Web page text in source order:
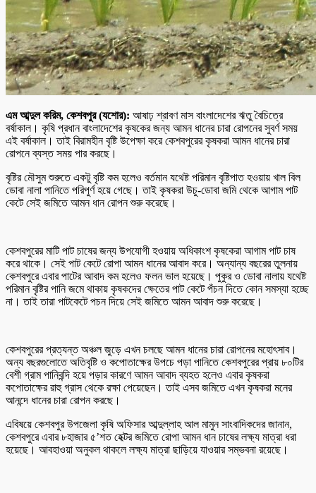
এম আব্দুল করিম, কেশবপুর (যশোর): আষাঢ় শ্রাবণ মাস বাংলাদেশের ঋতু বৈচিত্রে
বর্ষাকাল। কৃষি প্রধান বাংলাদেশের কৃষকের জন্য আমন ধানের চারা রোপনের সুবর্ণ সময়
এই বর্ষাকাল। তাই বিরামহীন বৃষ্টি উপেক্ষা করে কেশবপুরের কৃষকরা আমন ধানের চারা
রোপনে ব্যস্ত সময় পার করছে।
বৃষ্টির মৌসুম শুরুতে একটু বৃষ্টি কম হলেও বর্তমান যথেষ্ট পরিমান বৃষ্টিপাত হওয়ায় খাল বিল
ডোবা নালা পানিতে পরিপুর্ণ হয়ে গেছে। তাই কৃষকরা উচু-ডোবা জমি থেকে আগাম পাট
কেটে সেই জমিতে আমন ধান রোপন শুরু করেছে।
কেশবপুরের মাটি পাট চাষের জন্য উপযোগী হওয়ায় অধিকাংশ কৃষকেরা আগাম পাট চাষ
করে থাকে। সেই পাট কেটে রোপা আমন ধানের আবাদ করে। অন্যান্য বছরের তুলনায়
কেশবপুরে এবার পাটের আবাদ কম হলেও ফলন ভাল হয়েছে। পুকুর ও ডোবা নালায় যথেষ্ট
পরিমান বৃষ্টির পানি জমে থাকায় কৃষকদের ক্ষেতের পাট কেটে পঁচন দিতে কোন সমস্যা হচ্ছে
না। তাই তারা পাটকেটে পচন দিয়ে সেই জমিতে আমন আবাদ শুরু করেছে।
কেশবপুরের প্রত্যন্ত অঞ্চল জুড়ে এখন চলছে আমন ধানের চারা রোপনের মহোৎসাব।
অন্য বছরগুলোতে অতিবৃষ্টি ও কপোতাক্ষের উপচে পড়া পানিতে কেশবপুরের প্রায় ৮০টির
বেশী গ্রাম পানিবন্দি হয়ে পড়ার কারণে আমন আবাদ ব্যহত হলেও এবার কৃষকরা
কপোতাক্ষের রাহু গ্রাস থেকে রক্ষা পেয়েছেন। তাই এসব জমিতে এখন কৃষকরা মনের
আনন্দে ধানের চারা রোপন করছে।
এবিষয়ে কেশবপুর উপজেলা কৃষি অফিসার আব্দুল্লাহ আল মামুন সাংবাদিকদের জানান,
কেশবপুরে এবার ৮হাজার ৫’শত হেক্টর জমিতে রোপা আমন ধান চাষের লক্ষ্য মাত্রা ধরা
হয়েছে। আবহাওয়া অনুকল থাকলে লক্ষ্য মাত্রা ছাড়িয়ে যাওয়ার সম্ভবনা রয়েছে।